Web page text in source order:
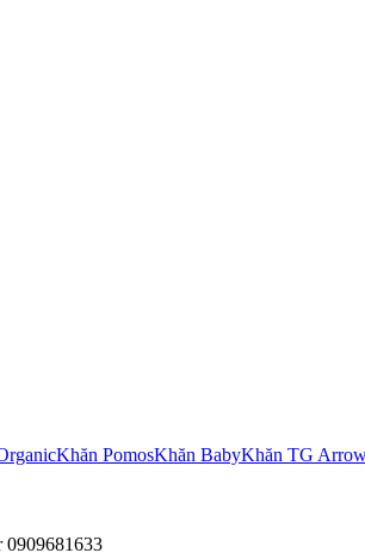
Khăn PomosKhăn BabyKhăn TG
0909681633